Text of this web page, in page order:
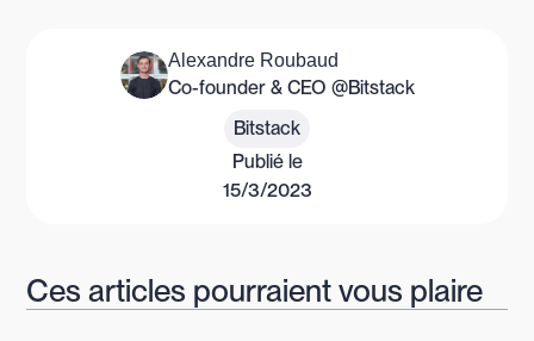
Alexandre Roubaud
Co-founder & CEO @Bitstack
Bitstack
Publié le
15/3/2023
Ces articles pourraient vous plaire